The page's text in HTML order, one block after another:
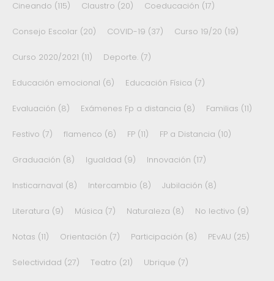
Cineando (115) Claustro (20) Coeducación (17)
Consejo Escolar (20) COVID-19 (37) Curso 19/20 (19)
Curso 2020/2021 (11) Deporte. (7)
Educación emocional (6) Educación Física (7)
Evaluación (8) Exámenes Fp a distancia (8) Familias (11)
Festivo (7) flamenco (6) FP (11) FP a Distancia (10)
Graduación (8) Igualdad (9) Innovación (17)
Insticarnaval (8) Intercambio (8) Jubilación (8)
Literatura (9) Música (7) Naturaleza (8) No lectivo (9)
Notas (11) Orientación (7) Participación (8) PEvAU (25)
Selectividad (27) Teatro (21) Ubrique (7)